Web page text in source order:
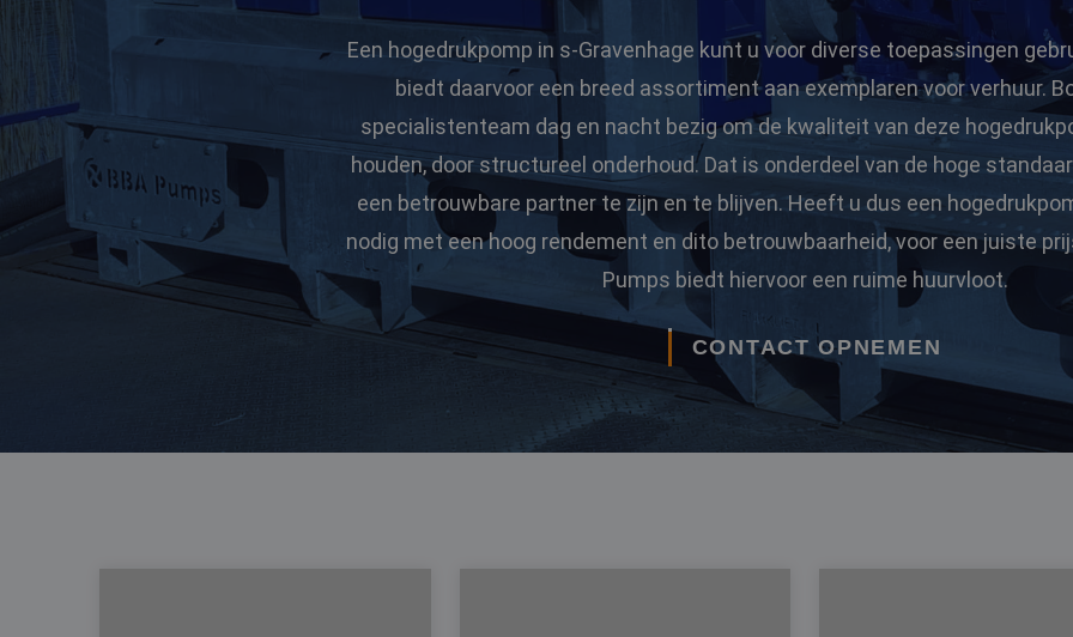
Een hogedrukpomp in s-Gravenhage kunt u voor diverse toepassingen
biedt daarvoor een breed assortiment aan exemplaren voor verhuur.
specialistenteam dag en nacht bezig om de kwaliteit van deze
houden, door structureel onderhoud. Dat is onderdeel van de hoge
een betrouwbare partner te zijn en te blijven. Heeft u dus een
nodig met een hoog rendement en dito betrouwbaarheid, voor een juiste
Pumps biedt hiervoor een ruime huurvloot.
CONTACT OPNEMEN